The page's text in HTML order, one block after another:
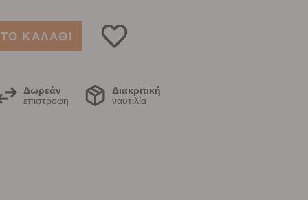
ΚΑΛΑΘΙ
Δωρεάν
επιστροφη
Διακριτική
ναυτιλία